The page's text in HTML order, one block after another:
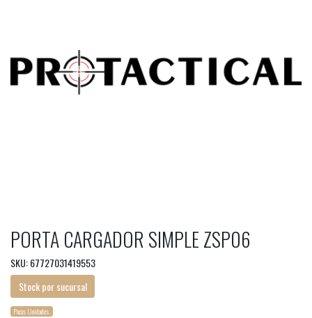
PORTA CARGADOR SIMPLE ZSP06
SKU: 67727031419553
Stock por sucursal
Pocas Unidades.